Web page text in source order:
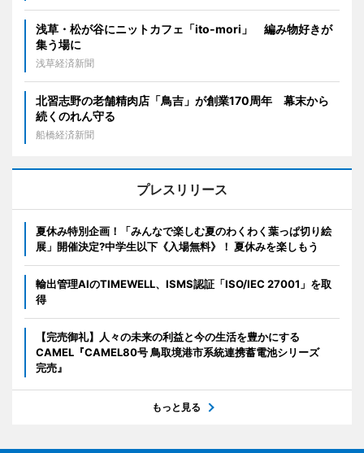
浅草・松が谷にニットカフェ「ito-mori」 編み物好きが
集う場に
浅草経済新聞
北習志野の老舗精肉店「鳥吉」が創業170周年 幕末から
続くのれん守る
船橋経済新聞
プレスリリース
夏休み特別企画！「みんなで楽しむ夏のわくわく葉っぱ切り絵
展」開催決定?中学生以下《入場無料》！ 夏休みを楽しもう
輸出管理AIのTIMEWELL、ISMS認証「ISO/IEC 27001」を取
得
【完売御礼】人々の未来の利益と今の生活を豊かにする
CAMEL『CAMEL80号 鳥取境港市系統連携蓄電池シリーズ
完売』
もっと見る